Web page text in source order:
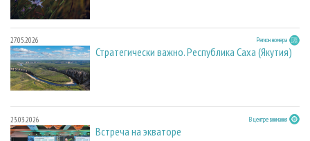
27.05.2026 Регион номера
Стратегически важно. Республика Саха (Якутия)
23.03.2026 В центре внимания
Встреча на экваторе